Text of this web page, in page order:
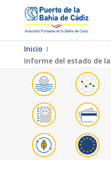
Inicio Ι
Informe del estado de